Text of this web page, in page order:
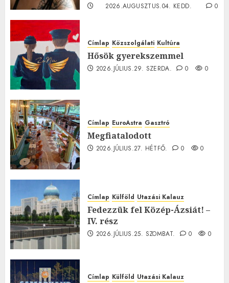
2026.AUGUSZTUS.04. KEDD.
0
Címlap Közszolgálati Kultúra
Hősök gyerekszemmel
2026.JÚLIUS.29. SZERDA. 0 0
Címlap EuroAstra Gasztró
Megfiatalodott
2026.JÚLIUS.27. HÉTFŐ. 0 0
Címlap Külföld Utazási Kalauz
Fedezzük fel Közép-Ázsiát! –
IV. rész
2026.JÚLIUS.25. SZOMBAT. 0 0
Címlap Külföld Utazási Kalauz